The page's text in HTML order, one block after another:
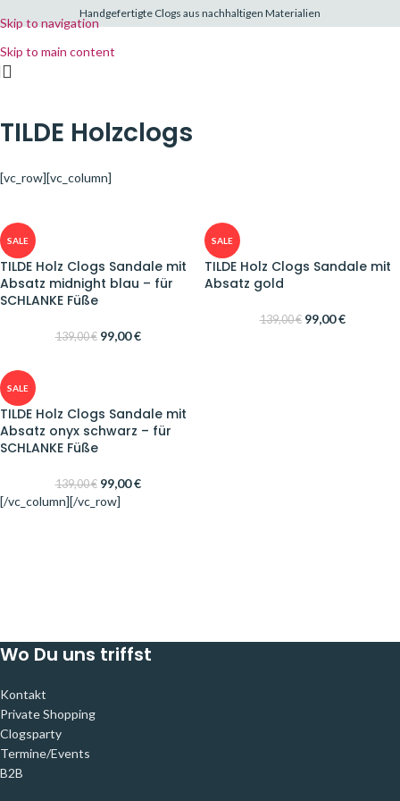
Skip to navigation
Skip to main content
Handgefertigte Clogs aus nachhaltigen Materialien
TILDE Holzclogs
[vc_row][vc_column]
SALE
TILDE Holz Clogs Sandale mit
Absatz midnight blau – für
SCHLANKE Füße
139,00€ 99,00€
SALE
TILDE Holz Clogs Sandale mit
Absatz gold
139,00€ 99,00€
SALE
TILDE Holz Clogs Sandale mit
Absatz onyx schwarz – für
SCHLANKE Füße
139,00€ 99,00€
[/vc_column][/vc_row]
Wo Du uns triffst
Kontakt
Private Shopping
Clogsparty
Termine/Events
B2B